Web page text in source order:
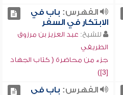
الفهرس: باب في
الابتكار في السفر
للشيخ: عبد العزيز بن مرزوق
الطريفي
جزء من محاضرة ( كتاب الجهاد
[3])
الفهرس: باب في